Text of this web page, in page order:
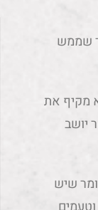
עד 15 סנטימטר, כך שממש
מקיף את
יושב
שיש